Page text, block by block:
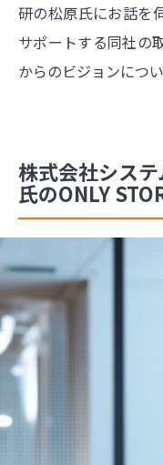
研の松原氏にお話を
サポートする同社の
からのビジョンにつ
株式会社シス
氏のONLY